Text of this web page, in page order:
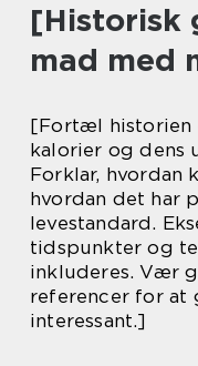
[Historisk
mad med
[Fortæl historien
kalorier og dens
Forklar, hvordan
hvordan det har
levestandard.
tidspunkter og
inkluderes. Vær
referencer for
interessant.]